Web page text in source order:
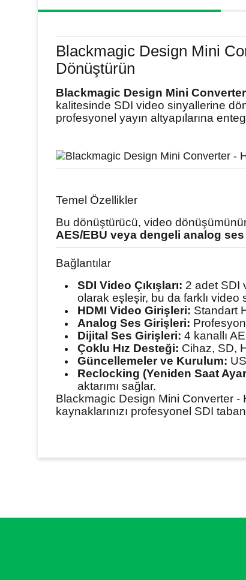
Blackmagic Design Mini
Dönüştürün
Blackmagic Design Mini Converter
kalitesinde SDI video sinyallerine
profesyonel yayın altyapılarına
Temel Özellikler
Bu dönüştürücü, video
AES/EBU veya dengeli analog
Bağlantılar
SDI Video Çıkışları: 2 adet SDI
olarak eşleşir, bu da farklı video
HDMI Video Girişleri: Standart
Analog Ses Girişleri:
Dijital Ses Girişleri: 4 kanallı
Çoklu Hız Desteği: Cihaz, SD,
Güncellemeler ve Kurulum:
Reclocking (Yeniden Saat
aktarımı sağlar.
Blackmagic Design Mini Converter
kaynaklarınızı profesyonel SDI